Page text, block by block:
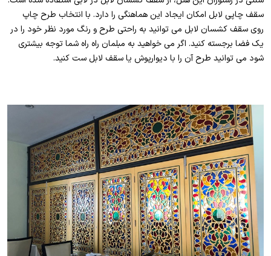
سقف چاپی لابل امکان ایجاد این هماهنگی را دارد. با انتخاب طرح چاپ
روی سقف کشسان لابل می توانید به راحتی طرح و رنگ مورد نظر خود را در
یک فضا برجسته کنید. اگر می خواهید به مبلمان راه راه شما توجه بیشتری
شود می توانید طرح آن را با دیوارپوش یا سقف لابل ست کنید.